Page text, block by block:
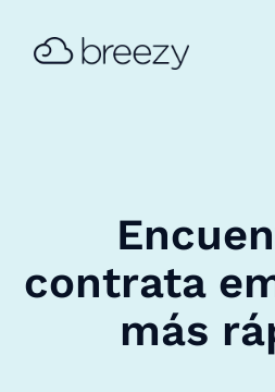
contrata
más